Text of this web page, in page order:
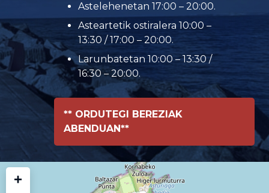
Astelehenetan 17:00 – 20:00.
Asteartetik ostiralera 10:00 –
13:30 / 17:00 – 20:00.
Larunbatetan 10:00 – 13:30 /
16:30 – 20:00.
** ORDUTEGI BEREZIAK
ABENDUAN**
+